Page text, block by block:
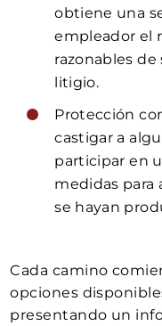
obtiene una
empleador el
razonables de
litigio.
Protección
castigar a
participar en
medidas para
se hayan
Cada camino
opciones
presentando un